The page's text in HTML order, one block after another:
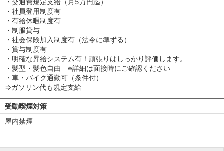
・交通費規定支給（月5万円迄）
・社員登用制度有
・有給休暇制度有
・制服貸与
・社会保険加入制度有（法令に準ずる）
・賞与制度有
・明確な昇給システム有！頑張りはしっかり評価します。
・髪型・髪色自由 ※詳細は面接時にご確認ください
・車・バイク通勤可（条件付）
⇒ガソリン代も規定支給
受動喫煙対策
屋内禁煙